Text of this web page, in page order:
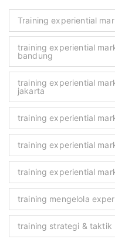
Training experiential
training experiential
bandung
training experiential
jakarta
training experiential
training experiential
training experiential
training mengelola
training strategi & taktik